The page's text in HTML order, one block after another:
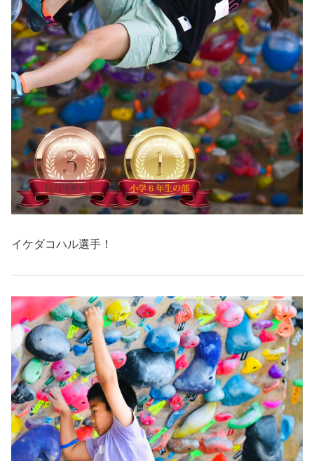
イケダコハル選手！